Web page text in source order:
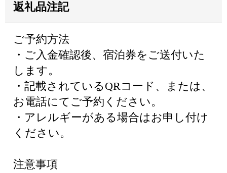
返礼品注記
ご予約方法
・ご入金確認後、宿泊券をご送付いた
します。
・記載されているQRコード、または、
お電話にてご予約ください。
・アレルギーがある場合はお申し付け
ください。
注意事項